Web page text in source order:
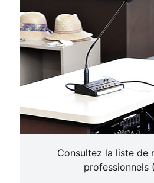
Consultez la liste de
professionnels